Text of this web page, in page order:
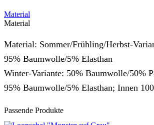
Material
Material
Material: Sommer/Frühling/Herbst-
95% Baumwolle/5% Elasthan
Winter-Variante: 50% Baumwolle/50%
95% Baumwolle/5% Elasthan; Innen
Passende Produkte